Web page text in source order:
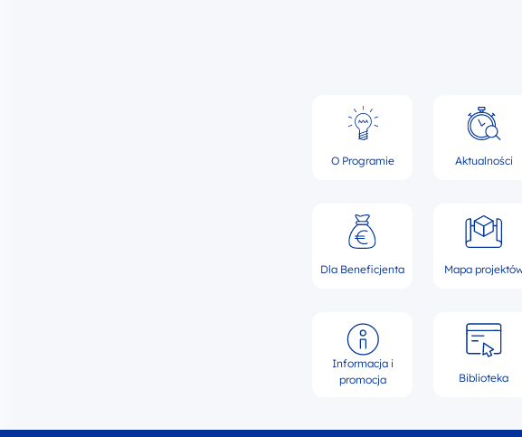
O Programie Aktualności
Dla Beneficjenta Mapa
Informacja i
promocja
Biblioteka